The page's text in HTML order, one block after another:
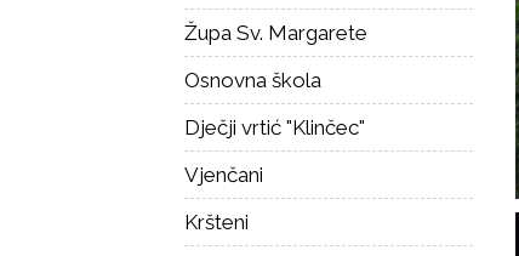
Župa Sv. Margarete
Osnovna škola
Dječji vrtić "Klinčec"
Vjenčani
Kršteni